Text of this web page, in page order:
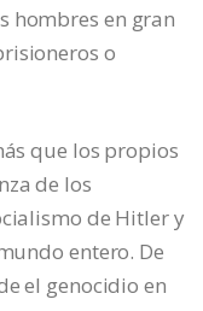
hombres en gran
o
que los propios
de los
de Hitler y
entero. De
el genocidio en